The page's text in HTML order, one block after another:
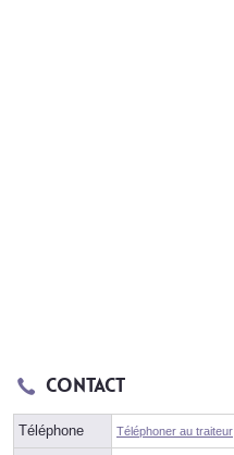
Contact
Téléphone Téléphoner au traiteur